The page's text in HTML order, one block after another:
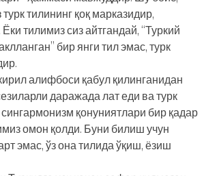
тилининг қоқ марказидир,
тилимиз сиз айтгандай, “Туркий
бир янги тил эмас, турк
алифбоси қабул қилинганидан
даражада лат еди ва турк
сингармонизм қонуниятлари бир қадар
омон қолди. Буни билиш учун
эмас, ўз она тилида ўқиш, ёзиш